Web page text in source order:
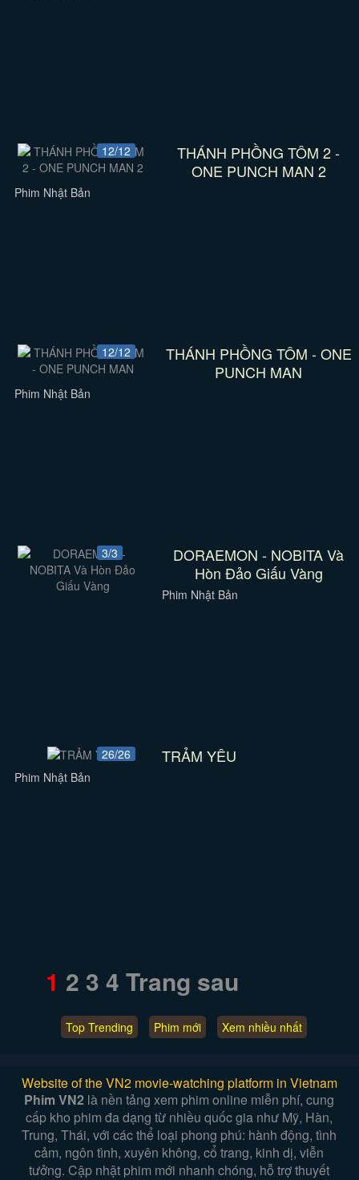
12/12
THÁNH PHỒNG TÔM 2 -
ONE PUNCH MAN 2
Phim Nhật Bản
12/12
THÁNH PHỒNG TÔM - ONE
PUNCH MAN
Phim Nhật Bản
3/3
DORAEMON - NOBITA Và
Hòn Đảo Giấu Vàng
Phim Nhật Bản
26/26 TRẢM YÊU
Phim Nhật Bản
1 2 3 4 Trang sau
Top Trending Phim mới Xem nhiều nhất
Website of the VN2 movie-watching platform in Vietnam
Phim VN2 là nền tảng xem phim online miễn phí, cung
cấp kho phim đa dạng từ nhiều quốc gia như Mỹ, Hàn,
Trung, Thái, với các thể loại phong phú: hành động, tình
cảm, ngôn tình, xuyên không, cổ trang, kinh dị, viễn
tưởng. Cập nhật phim mới nhanh chóng, hỗ trợ thuyết